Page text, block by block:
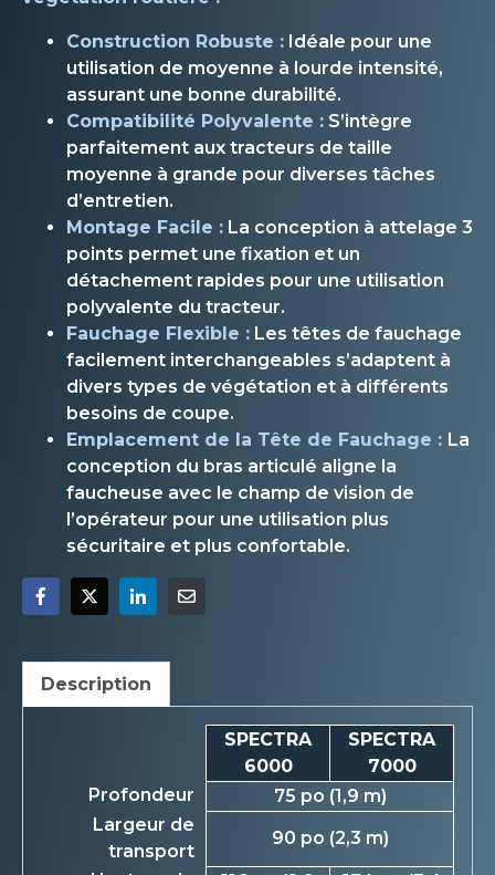
Construction Robuste : Idéale pour une
utilisation de moyenne à lourde intensité,
assurant une bonne durabilité.
Compatibilité Polyvalente : S’intègre
parfaitement aux tracteurs de taille
moyenne à grande pour diverses tâches
d’entretien.
Montage Facile : La conception à attelage 3
points permet une fixation et un
détachement rapides pour une utilisation
polyvalente du tracteur.
Fauchage Flexible : Les têtes de fauchage
facilement interchangeables s’adaptent à
divers types de végétation et à différents
besoins de coupe.
Emplacement de la Tête de Fauchage : La
conception du bras articulé aligne la
faucheuse avec le champ de vision de
l’opérateur pour une utilisation plus
sécuritaire et plus confortable.
Description
SPECTRA
6000
SPECTRA
7000
Profondeur
75 po (1,9 m)
Largeur de
transport
90 po (2,3 m)